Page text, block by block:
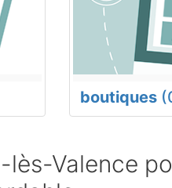
boutiques
Valence